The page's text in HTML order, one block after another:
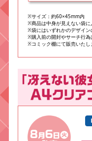
※サイズ：約60×45mm内
※商品は中身が見えない袋に
※袋にはいずれかのデザイン
※購入前の開封やサーチ行為
※コミック棚にて販売いたし